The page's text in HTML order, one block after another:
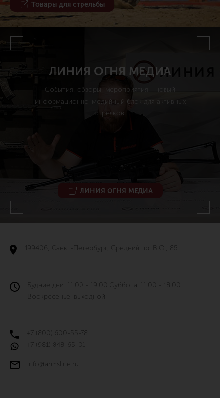
ЛИНИЯ ОГНЯ МЕДИА
События, обзоры, мероприятия - новый
информационно-медийный блок для активных
стрелков!
ЛИНИЯ ОГНЯ МЕДИА
Товары для стрельбы
199406, Санкт-Петербург, Средний пр. В.О., 85
Будние дни: 11:00 - 19:00 Суббота: 11:00 - 18:00
Воскресенье: выходной
+7 (800) 600-55-78
+7 (981) 848-65-01
info@armsline.ru